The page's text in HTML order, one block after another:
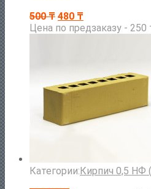
500₸ 480 ₸
Цена по предзаказу - 250
Категории: Кирпич 0,5 НФ